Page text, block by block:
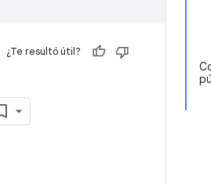
¿Te resultó útil?